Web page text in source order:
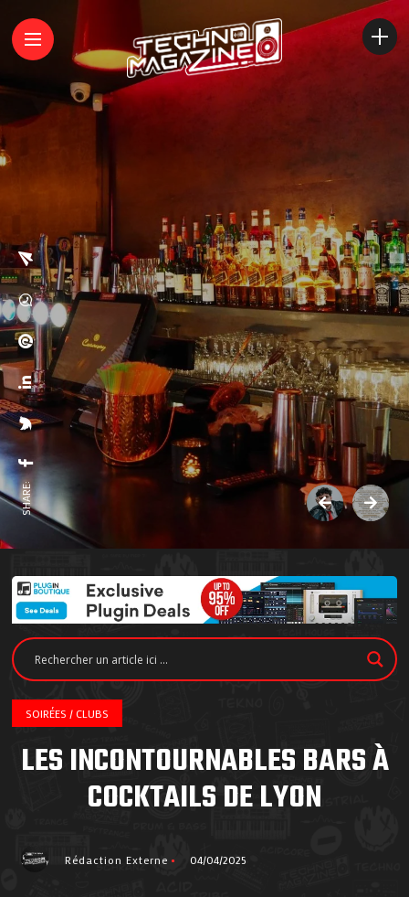
SHARE:
SOIRÉES / CLUBS
LES INCONTOURNABLES BARS À
COCKTAILS DE LYON
Rédaction Externe 04/04/2025